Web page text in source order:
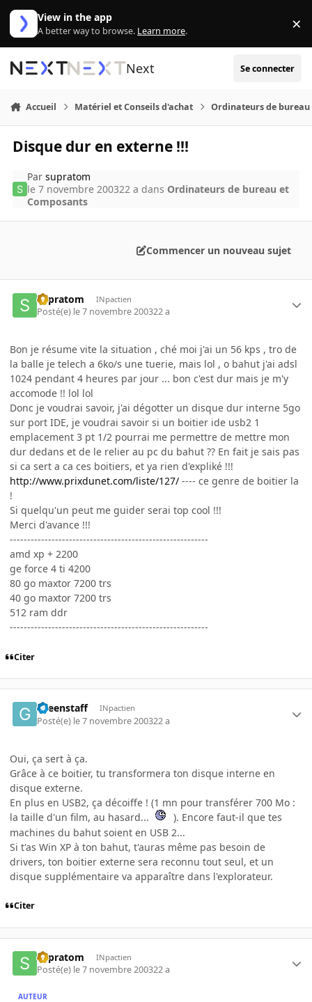
Aller au contenu
View in the app
A better way to browse. Learn more. ×
Next Se connecter
Accueil Matériel et Conseils d'achat Ordinateurs de bureau
Disque dur en externe !!!
Parsupratom
le 7 novembre 200322 a dans Ordinateurs de bureau et
Composants
Commencer un nouveau sujet
supratom INpactien
Posté(e) le 7 novembre 200322 a
Bon je résume vite la situation , ché moi j'ai un 56 kps , tro de
la balle je telech a 6ko/s une tuerie, mais lol , o bahut j'ai adsl
1024 pendant 4 heures par jour ... bon c'est dur mais je m'y
accomode !! lol lol
Donc je voudrai savoir, j'ai dégotter un disque dur interne 5go
sur port IDE, je voudrai savoir si un boitier ide usb2 1
emplacement 3 pt 1/2 pourrai me permettre de mettre mon
dur dedans et de le relier au pc du bahut ?? En fait je sais pas
si ca sert a ca ces boitiers, et ya rien d'expliké !!!
http://www.prixdunet.com/liste/127/ ---- ce genre de boitier la
!
Si quelqu'un peut me guider serai top cool !!!
Merci d'avance !!!
---------------------------------------------------------
amd xp + 2200
ge force 4 ti 4200
80 go maxtor 7200 trs
40 go maxtor 7200 trs
512 ram ddr
---------------------------------------------------------
Citer
Greenstaff INpactien
Posté(e) le 7 novembre 200322 a
Oui, ça sert à ça.
Grâce à ce boitier, tu transformera ton disque interne en
disque externe.
En plus en USB2, ça décoiffe ! (1 mn pour transférer 700 Mo :
la taille d'un film, au hasard...
). Encore faut-il que tes
machines du bahut soient en USB 2...
Si t'as Win XP à ton bahut, t'auras même pas besoin de
drivers, ton boitier externe sera reconnu tout seul, et un
disque supplémentaire va apparaître dans l'explorateur.
Citer
supratom INpactien
Posté(e) le 7 novembre 200322 a
AUTEUR